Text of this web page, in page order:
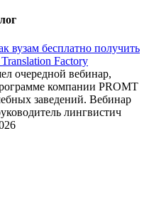
вузам бесплатно получить
Factory
очередной вебинар,
компании PROMT
заведений. Вебинар
лингвистич